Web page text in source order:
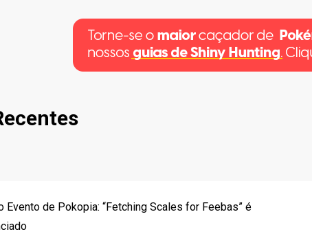
Evento de Pokopia: “Fetching Scales for Feebas” é